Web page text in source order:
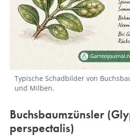
Typische Schadbilder von
und Milben.
Buchsbaumzünsler
perspectalis)